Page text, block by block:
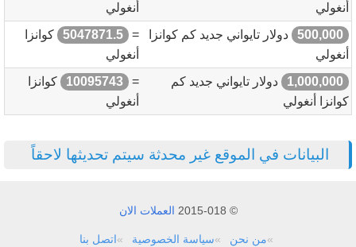
أنغولي
أنغولي
500,000
دولار تايواني جديد كم كوانزا
أنغولي
=
5047871.5
كوانزا
أنغولي
1,000,000
دولار تايواني جديد كم
كوانزا أنغولي
=
10095743
كوانزا
أنغولي
البيانات في الموقع غير محدثة سيتم تحديثها لاحقاً
© 2015-018 العملات الان
من نحن سياسة الخصوصية اتصل بنا